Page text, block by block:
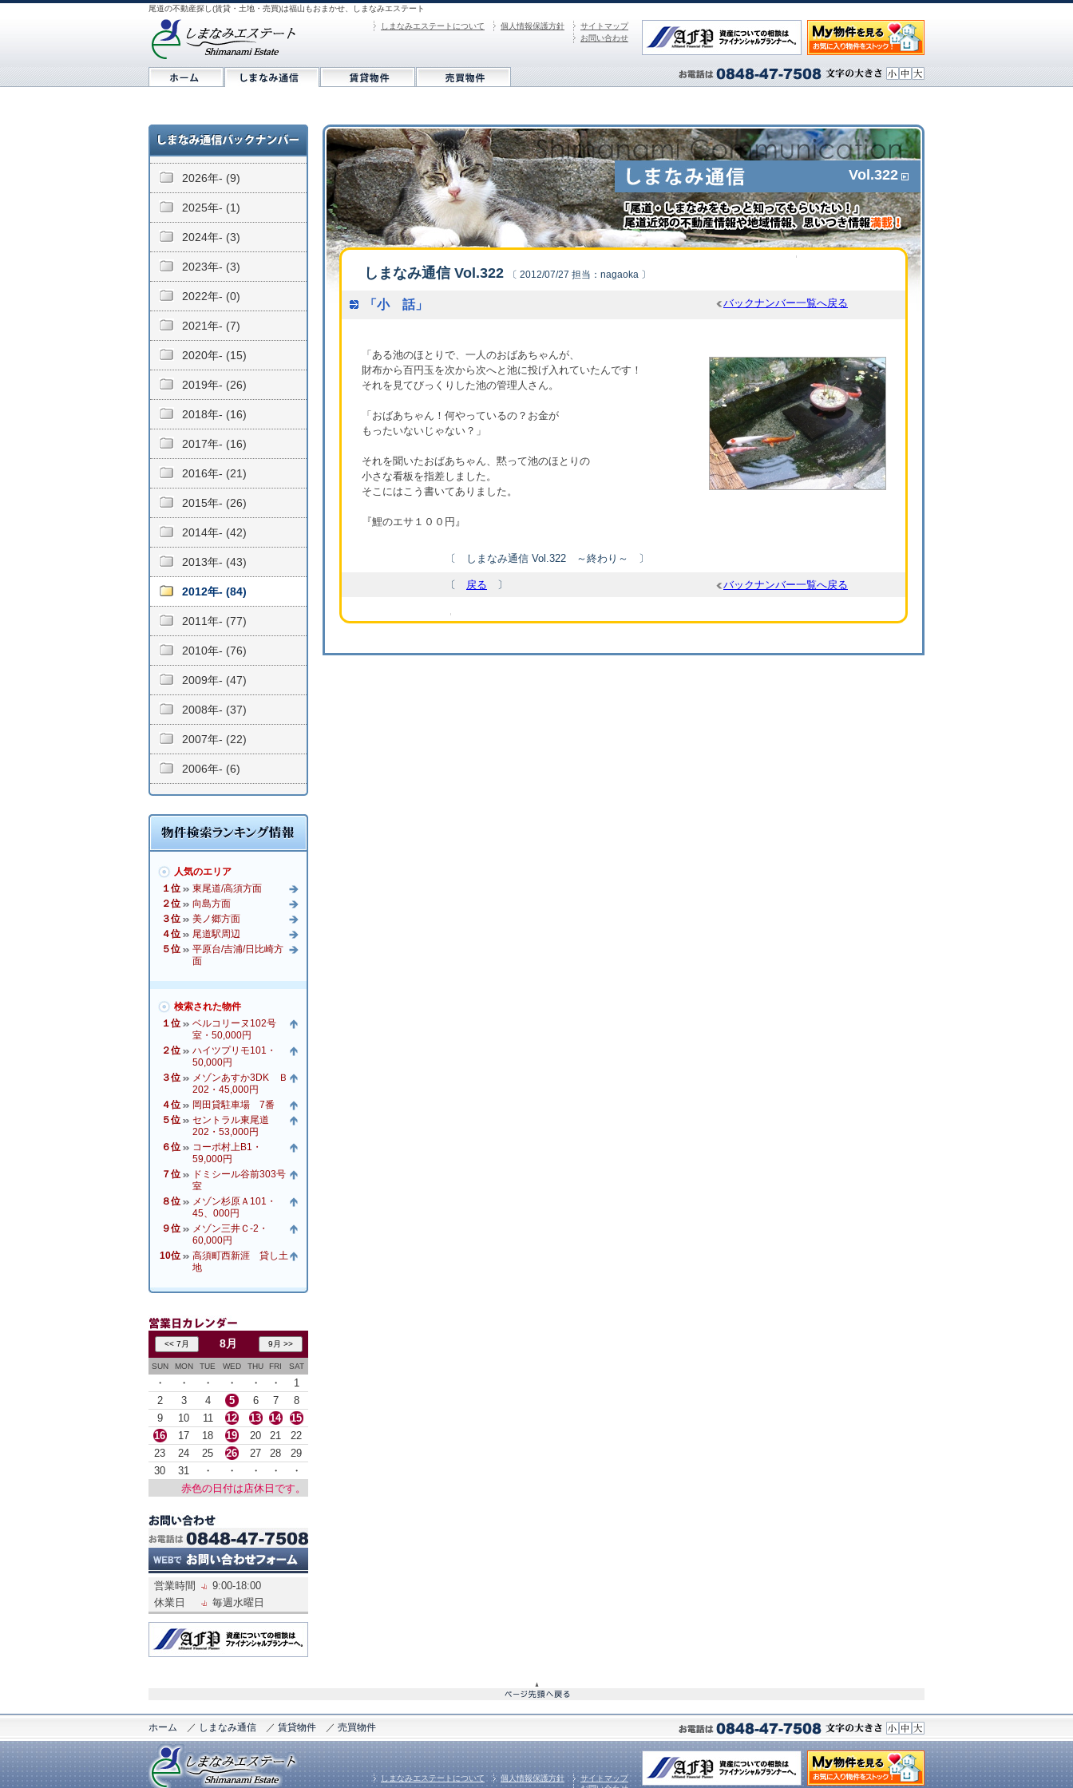
尾道の不動産探し(賃貸・土地・売買)は福山もおまかせ、しまなみエステート
サイトマップ
個人情報保護方針
しまなみエステートについて
お問い合わせ
Vol.322
しまなみ通信 Vol.322 〔 2012/07/27 担当：nagaoka 〕
「小 話」 バックナンバー一覧へ戻る
「ある池のほとりで、一人のおばあちゃんが、
財布から百円玉を次から次へと池に投げ入れていたんです！
それを見てびっくりした池の管理人さん。
「おばあちゃん！何やっているの？お金が
もったいないじゃない？」
それを聞いたおばあちゃん、黙って池のほとりの
小さな看板を指差しました。
そこにはこう書いてありました。
『鯉のエサ１００円』
〔 しまなみ通信 Vol.322 ～終わり～ 〕
〔 戻る 〕 バックナンバー一覧へ戻る
2026年- (9)
2025年- (1)
2024年- (3)
2023年- (3)
2022年- (0)
2021年- (7)
2020年- (15)
2019年- (26)
2018年- (16)
2017年- (16)
2016年- (21)
2015年- (26)
2014年- (42)
2013年- (43)
2012年- (84)
2011年- (77)
2010年- (76)
2009年- (47)
2008年- (37)
2007年- (22)
2006年- (6)
人気のエリア
１位
東尾道/高須方面
２位
向島方面
３位
美ノ郷方面
４位
尾道駅周辺
５位
平原台/吉浦/日比崎方
面
検索された物件
１位
ベルコリーヌ102号
室・50,000円
２位
ハイツプリモ101・
50,000円
３位
メゾンあすか3DK Ｂ
202・45,000円
４位
岡田貸駐車場 7番
５位
セントラル東尾道
202・53,000円
６位
コーポ村上B1・
59,000円
７位
ドミシール谷前303号
室
８位
メゾン杉原Ａ101・
45、000円
９位
メゾン三井Ｃ-2・
60,000円
10位
高須町西新涯 貸し土
地
8月
SUN MON TUE WED THU FRI SAT
・ ・ ・ ・ ・ ・
1
2
3 4 5 6 7
8
9
10 11 12 13 14
15
16
17 18 19 20 21
22
23
24 25 26 27 28
29
30
31 ・ ・ ・ ・
・
赤色の日付は店休日です。
営業時間
9:00-18:00
休業日
毎週水曜日
ホーム ／ しまなみ通信 ／ 賃貸物件 ／ 売買物件
サイトマップ
個人情報保護方針
しまなみエステートについて